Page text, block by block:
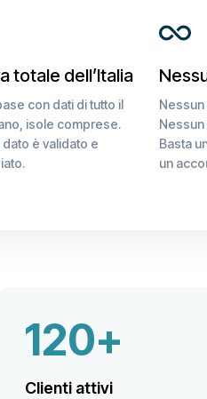
totale dell’Italia
con dati di tutto il
isole comprese.
è validato e
Basta
un
120+
Clienti attivi